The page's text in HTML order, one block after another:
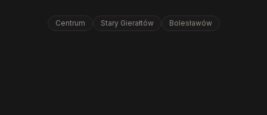
Centrum Stary Gierałtów Bolesławów